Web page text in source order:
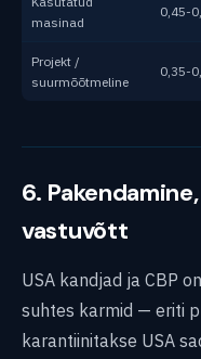
masinad
0,45-
Projekt /
suurmõõtmeline
0,35-
6.
vastuvõtt
USA kandjad ja CBP
suhtes karmid — eriti
karantiinitakse USA